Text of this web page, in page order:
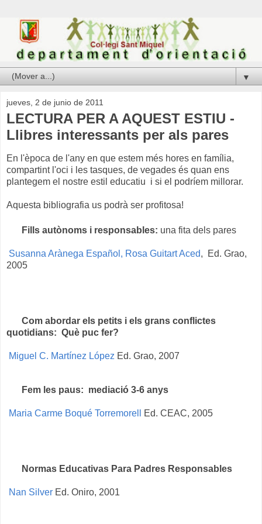
▼
jueves, 2 de junio de 2011
LECTURA PER A AQUEST ESTIU -
Llibres interessants per als pares
En l'època de l'any en que estem més hores en família,
compartint l'oci i les tasques, de vegades és quan ens
plantegem el nostre estil educatiu i si el podríem millorar.
Aquesta bibliografia us podrà ser profitosa!
Fills autònoms i responsables: una fita dels pares
Susanna Arànega Español, Rosa Guitart Aced, Ed. Grao,
2005
Com abordar els petits i els grans conflictes
quotidians: Què puc fer?
Miguel C. Martínez López Ed. Grao, 2007
Fem les paus: mediació 3-6 anys
Maria Carme Boqué Torremorell Ed. CEAC, 2005
Normas Educativas Para Padres Responsables
Nan Silver Ed. Oniro, 2001